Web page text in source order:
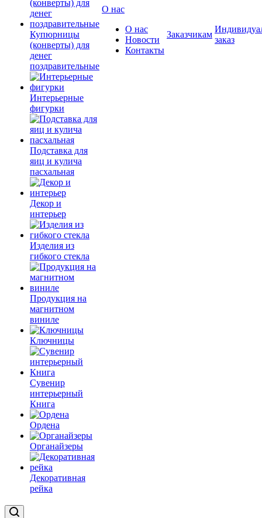
Купюрницы
(конверты) для
денег
поздравительные
Интерьерные
фигурки
Подставка для
яиц и кулича
пасхальная
Декор и
интерьер
Изделия из
гибкого стекла
Продукция на
магнитном
виниле
Ключницы
Сувенир
интерьерный
Книга
Ордена
Органайзеры
Декоративная
рейка
О нас
О нас
Новости
Контакты
Заказчикам
заказ